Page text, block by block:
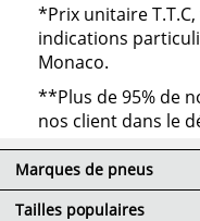
*Prix unitaire
indications
Monaco.
**Plus de 95% de
nos client dans le
Marques de pneus
Tailles populaires